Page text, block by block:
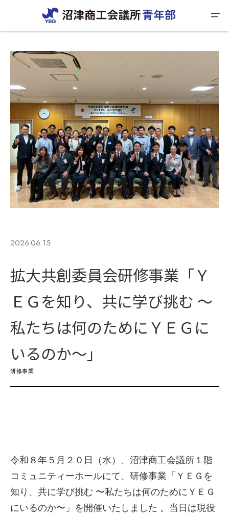
研修事業
拡大共創委員会研修事業「Ｙ
ＥＧを知り、共に学び挑む 〜
私たちは何のためにＹＥＧに
いるのか〜」
2026.06.15
令和８年５月２０日（水）、沼津商工会議所１階
コミュニティーホールにて、研修事業「ＹＥＧを
知り、共に学び挑む 〜私たちは何のためにＹＥＧ
にいるのか〜」を開催いたしました 。当日は現役